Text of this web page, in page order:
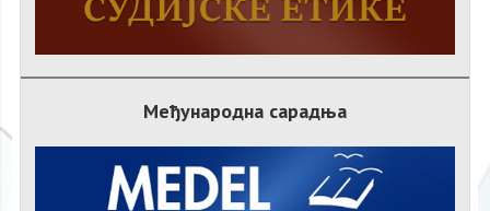
Међународна сарадња